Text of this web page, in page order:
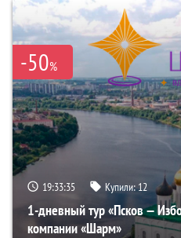
-50%
19:33:34 Купили:12
1-дневный тур «Псков —
компании «Шарм»